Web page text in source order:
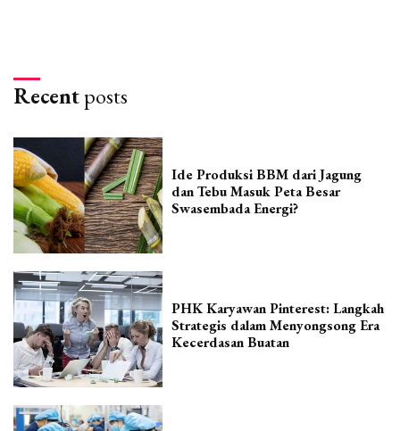
Recentposts
Ide Produksi BBM dari Jagung
dan Tebu Masuk Peta Besar
Swasembada Energi?
PHK Karyawan Pinterest: Langkah
Strategis dalam Menyongsong Era
Kecerdasan Buatan